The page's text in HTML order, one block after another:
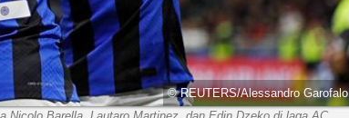
© REUTERS/Alessandro Garofalo